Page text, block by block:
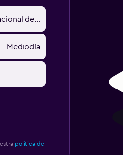
Mediodía
política de